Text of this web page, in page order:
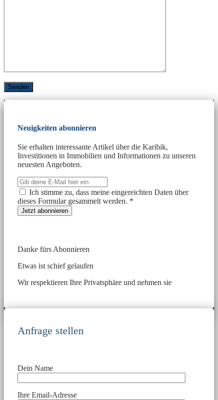
Neuigkeiten abonnieren
Sie erhalten interessante Artikel über die Karibik,
Investitionen in Immobilien und Informationen zu unseren
neuesten Angeboten.
Ich stimme zu, dass meine eingereichten Daten über
dieses Formular gesammelt werden. *
Danke fürs Abonnieren
Etwas ist schief gelaufen
Wir respektieren Ihre Privatsphäre und nehmen sie
Anfrage stellen
Dein Name
Ihre Email-Adresse